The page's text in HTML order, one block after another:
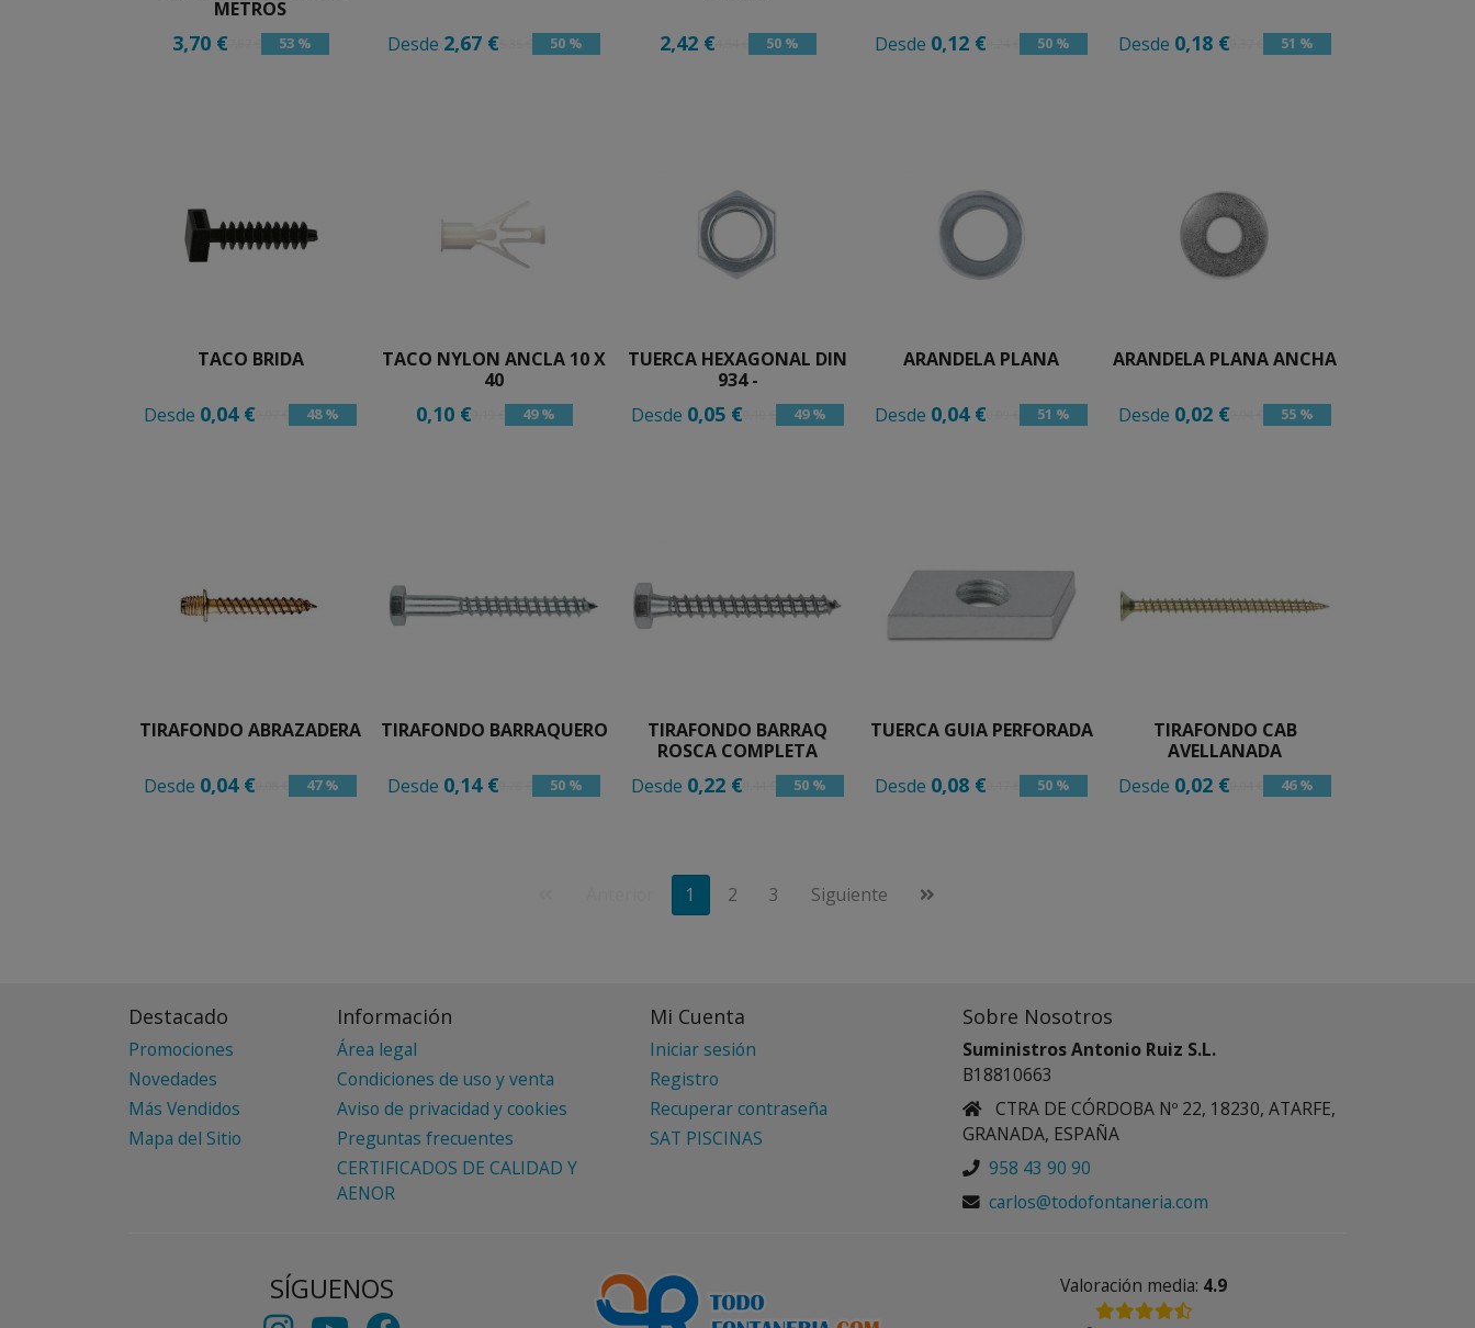
METROS
3,70 € 53 % Desde 2,67 € 50 % 2,42 € 50 % Desde 0,12 € 50 % Desde 0,18 € 51 %
TACO BRIDA
Desde 0,04 € 48 %
TACO NYLON ANCLA 10 X
40
0,10 € 49 %
TUERCA HEXAGONAL DIN
934 -
Desde 0,05 € 49 %
ARANDELA PLANA
Desde 0,04 € 51 %
ARANDELA PLANA ANCHA
Desde 0,02 € 55 %
TIRAFONDO ABRAZADERA
Desde 0,04 € 47 %
TIRAFONDO BARRAQUERO
Desde 0,14 € 50 %
TIRAFONDO BARRAQ
ROSCA COMPLETA
Desde 0,22 € 50 %
TUERCA GUIA PERFORADA
Desde 0,08 € 50 %
TIRAFONDO CAB
AVELLANADA
Desde 0,02 € 46 %
1 2 3 Siguiente
Destacado
Promociones
Novedades
Más Vendidos
Mapa del Sitio
Información
Área legal
Condiciones de uso y venta
Aviso de privacidad y cookies
Preguntas frecuentes
CERTIFICADOS DE CALIDAD Y
AENOR
Mi Cuenta
Iniciar sesión
Registro
Recuperar contraseña
SAT PISCINAS
Sobre Nosotros
Suministros Antonio Ruiz S.L.
B18810663
CTRA DE CÓRDOBA Nº 22, 18230, ATARFE,
GRANADA, ESPAÑA
958 43 90 90
carlos@todofontaneria.com
SÍGUENOS Valoración media: 4.9